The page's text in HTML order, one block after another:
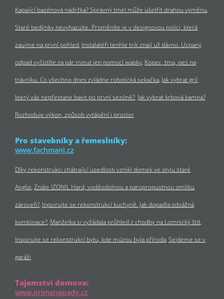
Kapající bazénová nádržka? Správný tmel může ušetřit drahou výměnu
Staré bedýnky nevyhazujte. Proměníte je v designovou polici, která
zaujme na první pohled Instalatéři tenhle trik znají už dávno. Ucpaný
odpad vyčistíte za pár minut jen pomocí wapky Kopec, tma, pes na
trávníku. Co všechno dnes zvládne robotická sekačka Jak vybrat gril,
který vás nepřestane bavit po první sezóně? Jak vybrat krbová kamna?
Rozhoduje výkon, způsob vytápění i prostor
Pro stavebníky a řemeslníky:
www.fachmani.cz
Díky rekonstrukci chátrající usedlosti vznikl domek ve stylu staré
Anglie Znáte IZONIL Hard, voděodolnou a paropropustnou omítku
zároveň? Inpsirujte se rekonstrukcí kuchyně. Jak dopadla odvážná
kombinace? Manželka si vyžádala průhled z chodby na Lomnický štít
Inspirujte se rekonstrukcí bytu, kde múzou byla příroda Sejdeme se v
garáži
Tajemství domova:
www.primanapady.cz